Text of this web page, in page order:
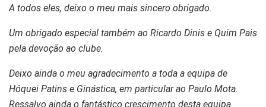
A todos eles, deixo o meu mais sincero obrigado.
Um obrigado especial também ao Ricardo Dinis e Quim Pais
pela devoção ao clube.
Deixo ainda o meu agradecimento a toda a equipa de
Hóquei Patins e Ginástica, em particularao Paulo Mota.
Ressalvo ainda o fantástico crescimento desta equipa.